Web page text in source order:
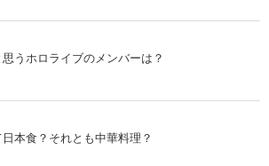
うホロライブのメンバーは？
本食？それとも中華料理？